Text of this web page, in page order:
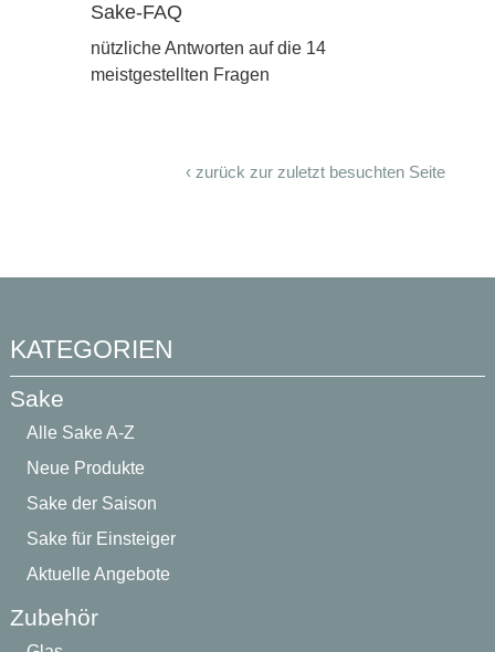
Sake-FAQ
nützliche Antworten auf die 14
meistgestellten Fragen
KATEGORIEN
Sake
Alle Sake A-Z
Neue Produkte
Sake der Saison
Sake für Einsteiger
Aktuelle Angebote
Zubehör